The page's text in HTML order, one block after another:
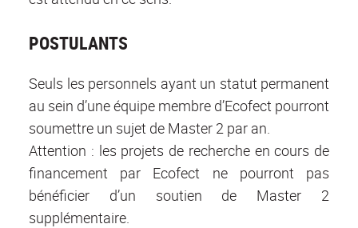
POSTULANTS
Seuls les personnels ayant un statut permanent
au sein d’une équipe membre d’Ecofect pourront
soumettre un sujet de Master 2 par an.
Attention : les projets de recherche en cours de
financement par Ecofect ne pourront pas
bénéficier d’un soutien de Master 2
supplémentaire.